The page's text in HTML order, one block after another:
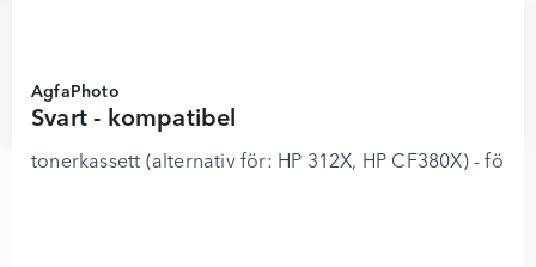
AgfaPhoto
Svart - kompatibel
tonerkassett (alternativ för: HP 312X, HP CF380X) - för